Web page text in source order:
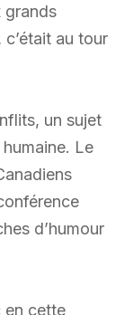
grands
au tour
un sujet
Le
d’humour
en cette